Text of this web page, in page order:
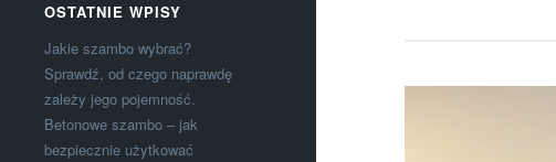
OSTATNIE WPISY
Jakie szambo wybrać?
Sprawdź, od czego naprawdę
zależy jego pojemność.
Betonowe szambo – jak
bezpiecznie użytkować